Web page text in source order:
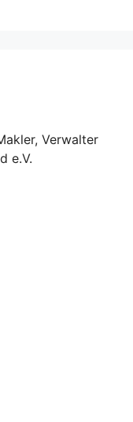
Verwalter
e.V.